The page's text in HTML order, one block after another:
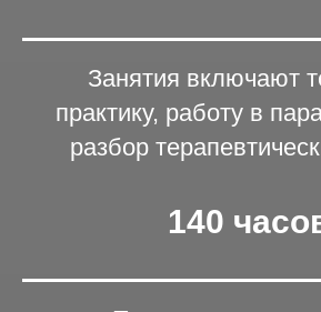
Занятия включают
практику, работу в
разбор
140